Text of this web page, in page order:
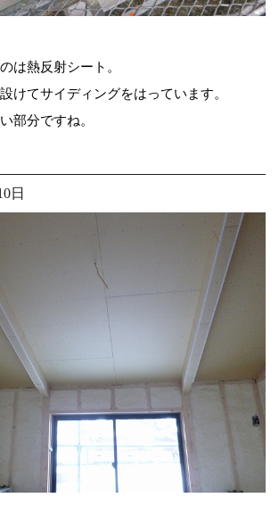
は熱反射シート。
けてサイディングをはっています。
部分ですね。
日